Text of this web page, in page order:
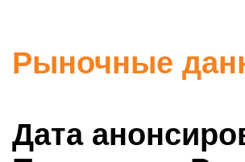
Рыночные
Дата